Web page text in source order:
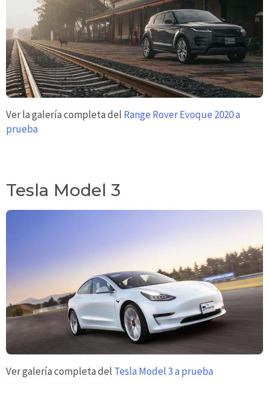
Ver la galería completa del Range Rover Evoque 2020 a
prueba
Tesla Model 3
Ver galería completa del Tesla Model 3 a prueba